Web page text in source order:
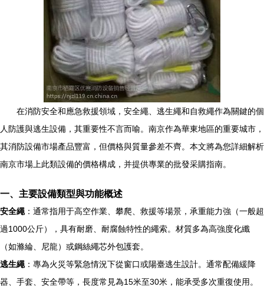
在消防安全和應急救援領域，安全繩、逃生繩和自救繩作為關鍵的個
人防護與逃生設備，其重要性不言而喻。南京作為華東地區的重要城市，
其消防設備市場產品豐富，但價格與質量參差不齊。本文將為您詳細解析
南京市場上此類設備的價格構成，并提供專業的批發采購指南。
一、主要設備類型與功能概述
安全繩：通常指用于高空作業、攀爬、救援等場景，承重能力強（一般超
過1000公斤），具有耐磨、耐腐蝕特性的繩索。材質多為高強度化纖
（如滌綸、尼龍）或鋼絲繩芯外包護套。
逃生繩：專為火災等緊急情況下從窗口或陽臺逃生設計。通常配備緩降
器、手套、安全帶等，長度常見為15米至30米，能承受多次重復使用。